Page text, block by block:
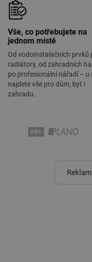
Vše, co potřebujete na
jednom místě
Od vodoinstalačních prvků
radiátory, od zahradních
po profesionální nářadí – u
najdete vše pro dům, byt i
zahradu.